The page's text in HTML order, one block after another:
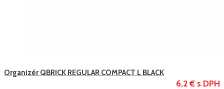
Organizér QBRICK REGULAR COMPACT L BLACK
6,2 € s DPH